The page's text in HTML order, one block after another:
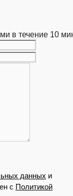
в течение 10
данных и
с Политикой